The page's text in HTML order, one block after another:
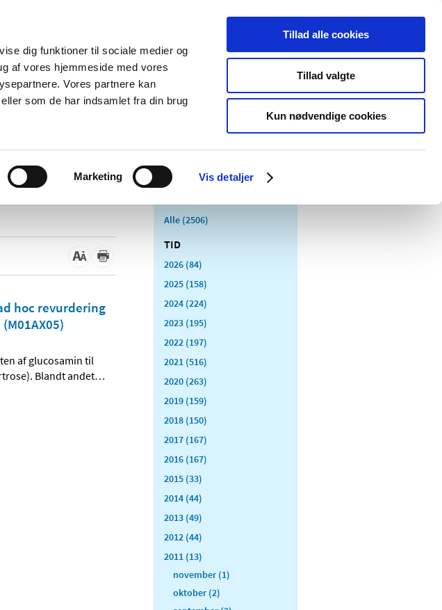
dig funktioner til sociale medier og
af vores hjemmeside med vores
Vores partnere kan
som de har indsamlet fra din brug
Marketing Vis detaljer
Tillad alle cookies
Tillad valgte
Kun nødvendige cookies
Om os Kontakt Udgivelser
Apoteker og salg af
Medicinsk
Særlige
produktområder
hoc revurdering
af glucosamin til
Blandt andet…
Alle (2506)
TID
2026 (84)
2025 (158)
2024 (224)
2023 (195)
2022 (197)
2021 (516)
2020 (263)
2019 (159)
2018 (150)
2017 (167)
2016 (167)
2015 (33)
2014 (44)
2013 (49)
2012 (44)
2011 (13)
november (1)
oktober (2)